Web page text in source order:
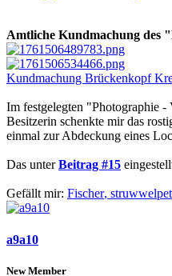
Amtliche Kundmachung des
Kundmachung Brückenkopf
Im festgelegten "Photographie -
Besitzerin schenkte mir das
einmal zur Abdeckung eines
Das unterBeitrag #15
Gefällt mir: Fischer,
a9a10
New Member